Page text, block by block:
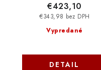
Vypredané
€343,98 bez DPH
€423,10
DETAIL